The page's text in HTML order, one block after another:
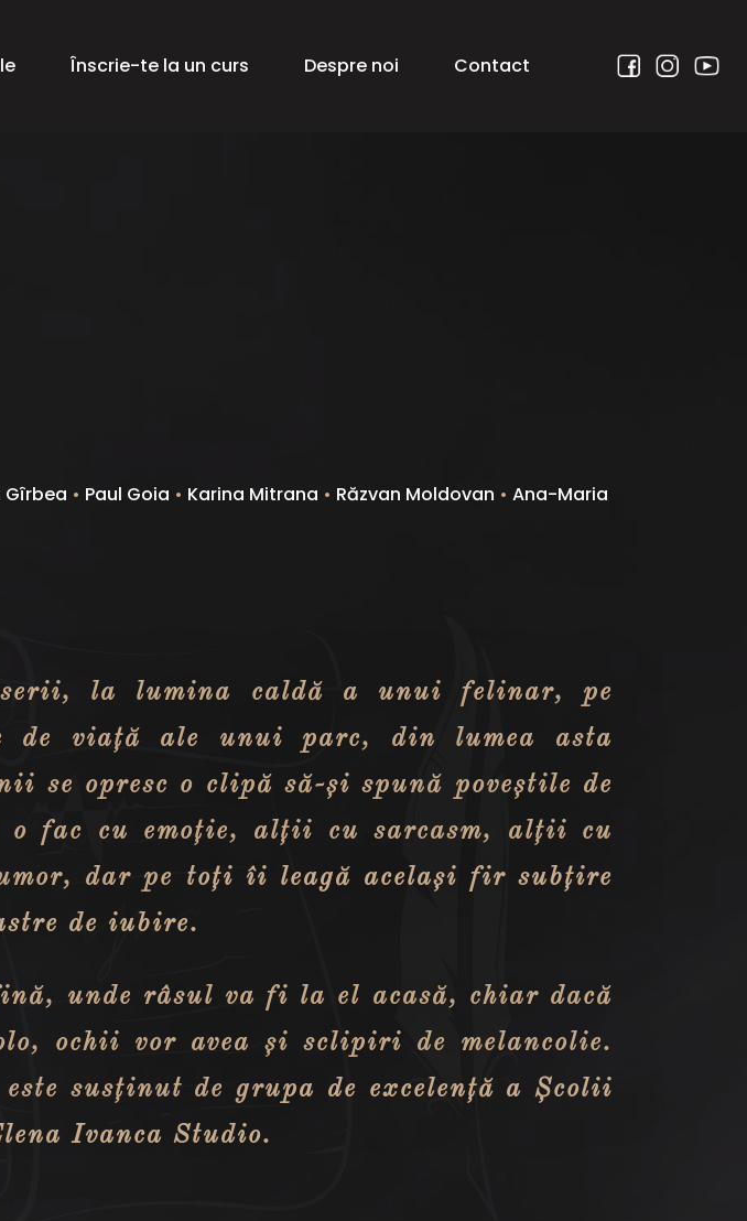
Înscrie-te la un curs Despre noi Contact
Gîrbea • Paul Goia • Karina Mitrana • Răzvan Moldovan • Ana-Maria
la lumina caldă a unui felinar, pe
de viață ale unui parc, din lumea asta
se opresc o clipă să-și spună poveștile de
fac cu emoție, alții cu sarcasm, alții cu
dar pe toți îi leagă același fir subțire
de iubire.
unde râsul va fi la el acasă, chiar dacă
ochii vor avea și sclipiri de melancolie.
este susținut de grupa de excelență a Școlii
Ivanca Studio.